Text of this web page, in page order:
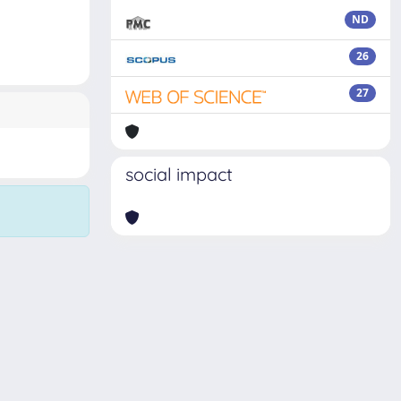
ND
26
27
social impact